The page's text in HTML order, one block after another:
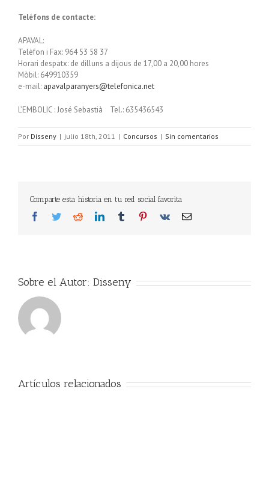
Telèfons de contacte:
APAVAL:
Telèfon i Fax: 964 53 58 37
Horari despatx: de dilluns a dijous de 17,00 a 20,00 hores
Mòbil: 649910359
e-mail: apavalparanyers@telefonica.net
L’EMBOLIC : José Sebastià Tel.: 635436543
Por Disseny | julio 18th, 2011 | Concursos | Sin comentarios
Comparte esta historia en tu red social favorita
Facebook
TwitterRedditLinkedInTumblr Pinterest
Vk
Correo
Sobre el Autor: Disseny
Artículos relacionados